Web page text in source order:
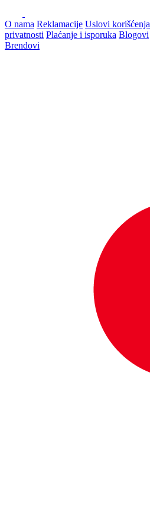
O nama Reklamacije Uslovi korišćenja
privatnosti Plaćanje i isporuka Blogovi
Brendovi